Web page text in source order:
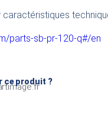
parts-sb-pr-120-q#/en
ce produit ?